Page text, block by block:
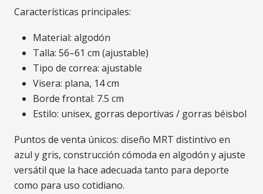
Características principales:
Material: algodón
Talla: 56–61 cm (ajustable)
Tipo de correa: ajustable
Visera: plana, 14 cm
Borde frontal: 7.5 cm
Estilo: unisex, gorras deportivas / gorras béisbol
Puntos de venta únicos: diseño MRT distintivo en
azul y gris, construcción cómoda en algodón y ajuste
versátil que la hace adecuada tanto para deporte
como para uso cotidiano.